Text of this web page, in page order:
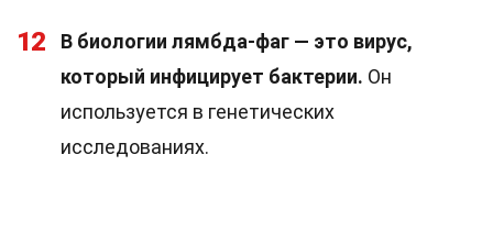
12
В биологии лямбда-фаг — это вирус,
который инфицирует бактерии. Он
используется в генетических
исследованиях.